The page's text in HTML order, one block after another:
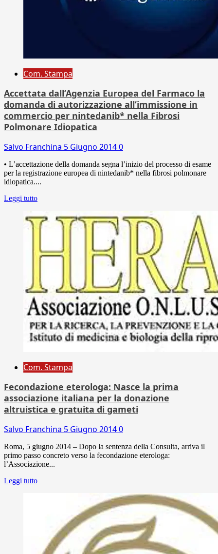
Com. Stampa
Accettata dall’Agenzia Europea del Farmaco la
domanda di autorizzazione all’immissione in
commercio per nintedanib* nella Fibrosi
Polmonare Idiopatica
Salvo Franchina 5 Giugno 20140
• L’accettazione della domanda segna l’inizio del processo di esame
per la registrazione europea di nintedanib* nella fibrosi polmonare
idiopatica....
Leggi tutto
Com. Stampa
Fecondazione eterologa: Nasce la prima
associazione italiana per la donazione
altruistica e gratuita di gameti
Salvo Franchina 5 Giugno 20140
Roma, 5 giugno 2014 – Dopo la sentenza della Consulta, arriva il
primo passo concreto verso la fecondazione eterologa:
l’Associazione...
Leggi tutto